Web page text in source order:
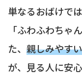
単なるおばけで
「ふわふわちゃ
た、 親しみやす
が、見る人に安